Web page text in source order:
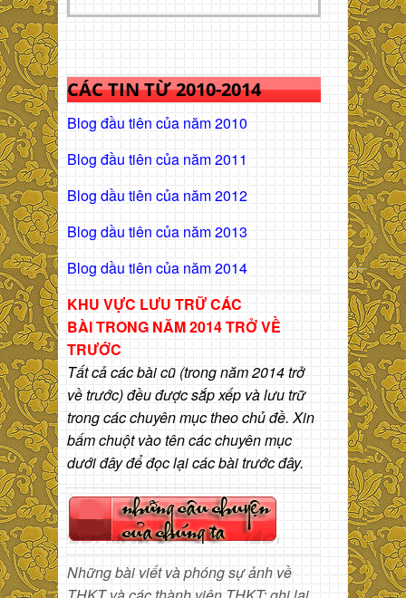
CÁC TIN TỪ 2010-2014
Blog đầu tiên của năm 2010
Blog đầu tiên của năm 2011
Blog dầu tiên của năm 2012
Blog dầu tiên của năm 2013
Blog dầu tiên của năm 2014
KHU VỰC LƯU TRỮ CÁC
BÀITRONG NĂM 2014 TRỞ VỀ
TRƯỚC
Tất cả các bài cũ (trong năm 2014 trở
về trước) đều được sắp xếp và lưu trữ
trong các chuyên mục theo chủ đề. Xin
bấm chuột vào tên các chuyên mục
dưới đây để đọc lại các bài trước đây.
Những bài viết và phóng sự ảnh về